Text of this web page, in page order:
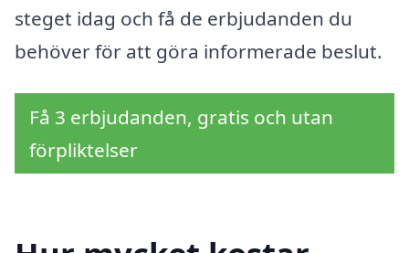
steget idag och få de erbjudanden du
behöver för att göra informerade beslut.
Få 3 erbjudanden, gratis och utan
förpliktelser